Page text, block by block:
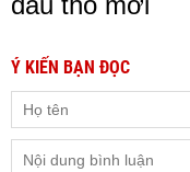
Ý KIẾN BẠN ĐỌC